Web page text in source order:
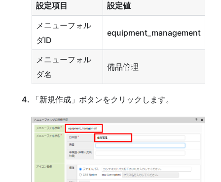
設定項目
設定値
メニューフォル
ダID
equipment_management
メニューフォル
ダ名
備品管理
「新規作成」ボタンをクリックします。